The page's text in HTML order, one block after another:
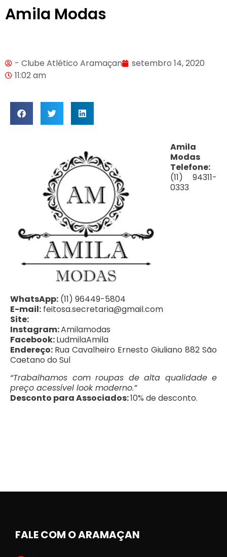
Amila Modas
- Clube Atlético Aramaçan
setembro 14, 2020
11:02 am
Amila
Modas
Telefone:
(11) 94311-
0333
WhatsApp: (11) 96449-5804
E-mail: feitosa.secretaria@gmail.com
Site:
Instagram:Amilamodas
Facebook:LudmilaAmila
Endereço: Rua Cavalheiro Ernesto Giuliano 882 São
Caetano do Sul
“Trabalhamos com roupas de alta qualidade e
preço acessível look moderno.”
Desconto para Associados:10% de desconto.
FALE COM O ARAMAÇAN